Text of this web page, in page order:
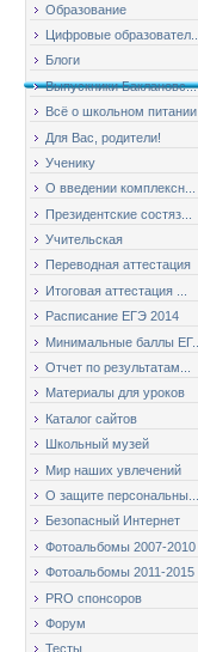
Образование
Цифровые образовател...
Блоги
Выпускники Баклановс...
Всё о школьном питании
Для Вас, родители!
Ученику
О введении комплексн...
Президентские состяз...
Учительская
Переводная аттестация
Итоговая аттестация ...
Расписание ЕГЭ 2014
Минимальные баллы ЕГ...
Отчет по результатам...
Материалы для уроков
Каталог сайтов
Школьный музей
Мир наших увлечений
О защите персональны...
Безопасный Интернет
Фотоальбомы 2007-2010
Фотоальбомы 2011-2015
PRO спонсоров
Форум
Тесты